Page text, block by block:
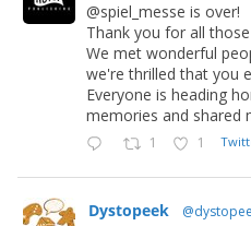
@spiel_messe is over!
Thank you for all
We met wonderful
we're thrilled that you
Everyone is heading
memories and shared
1 1
Dystopeek